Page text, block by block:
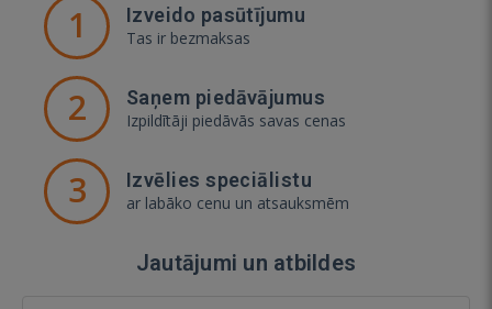
1 Izveido pasūtījumu
Tas ir bezmaksas
2 Saņem piedāvājumus
Izpildītāji piedāvās savas cenas
3 Izvēlies speciālistu
ar labāko cenu un atsauksmēm
Jautājumi un atbildes